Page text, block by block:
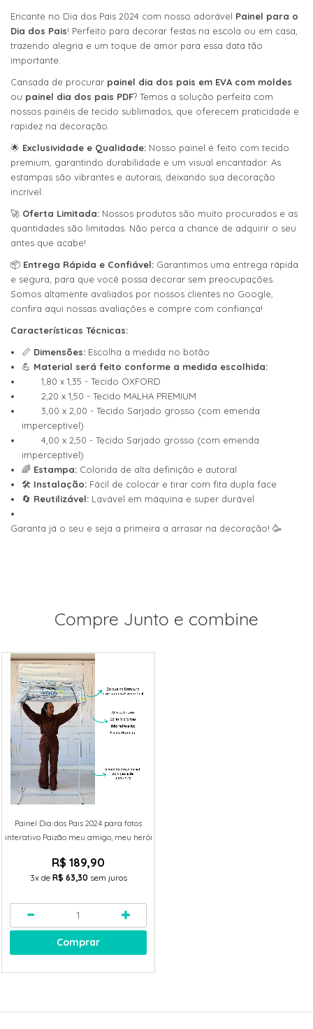
Encante no Dia dos Pais 2024 com nosso adorável Painel para o
Dia dos Pais! Perfeito para decorar festas na escola ou em casa,
trazendo alegria e um toque de amor para essa data tão
importante.
Cansada de procurar painel dia dos pais em EVA com moldes
ou painel dia dos pais PDF? Temos a solução perfeita com
nossos painéis de tecido sublimados, que oferecem praticidade e
rapidez na decoração.
🌟 Exclusividade e Qualidade: Nosso painel é feito com tecido
premium, garantindo durabilidade e um visual encantador. As
estampas são vibrantes e autorais, deixando sua decoração
incrível.
🚀 Oferta Limitada: Nossos produtos são muito procurados e as
quantidades são limitadas. Não perca a chance de adquirir o seu
antes que acabe!
📦 Entrega Rápida e Confiável: Garantimos uma entrega rápida
e segura, para que você possa decorar sem preocupações.
Somos altamente avaliados por nossos clientes no Google,
confira aqui nossas avaliações e compre com confiança!
Características Técnicas:
📏 Dimensões: Escolha a medida no botão
💪 Material será feito conforme a medida escolhida:
1,80 x 1,35 - Tecido OXFORD
2,20 x 1,50 - Tecido MALHA PREMIUM
3,00 x 2,00 - Tecido Sarjado grosso (com emenda
imperceptivel)
4,00 x 2,50 - Tecido Sarjado grosso (com emenda
imperceptivel)
🌈 Estampa: Colorida de alta definição e autoral
🛠️ Instalação: Fácil de colocar e tirar com fita dupla face
🔄 Reutilizável: Lavável em máquina e super durável
Garanta já o seu e seja a primeira a arrasar na decoração! 🥳
Compre Junto e combine
Painel Dia dos Pais 2024 para fotos
interativo Paizão meu amigo, meu herói
R$ 189,90
3xde R$ 63,30sem juros
Comprar